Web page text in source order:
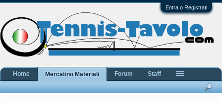
Entra o Registrati
Home Mercatino Materiali Forum Staff